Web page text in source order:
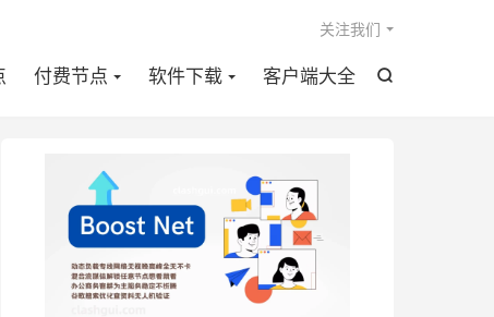

付费节点 软件下载 客户端大全
关注我们